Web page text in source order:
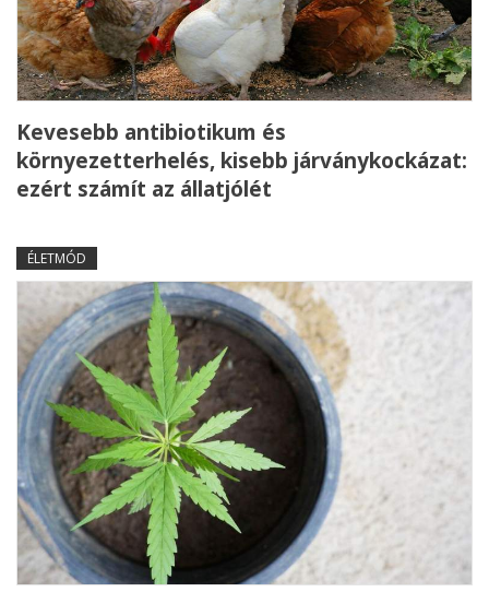
Kevesebb antibiotikum és
környezetterhelés, kisebb járványkockázat:
ezért számít az állatjólét
ÉLETMÓD